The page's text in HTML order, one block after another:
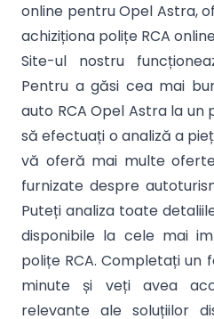
online pentru Opel Astra,
achiziționa polițe RCA
Site-ul nostru
Pentru a găsi cea mai
auto RCA Opel Astra la
să efectuați o analiză a
vă oferă mai multe
furnizate despre
Puteți analiza toate
disponibile la cele mai
polițe RCA. Completați
minute și veți avea
relevante ale soluțiilor